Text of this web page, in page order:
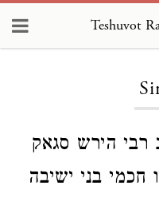
Teshuvot
רבי הירש סגאק
חכמי בני ישיבה